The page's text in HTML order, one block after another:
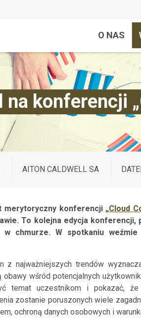
O NAS
konferencji
AITON CALDWELL SA
merytoryczny konferencji „Cloud
To kolejna edycja
chmurze. W spotkaniu
z najważniejszych trendów
wśród potencjalnych
temat uczestnikom i pokazać,
zostanie poruszonych wiele
ochroną danych osobowych i